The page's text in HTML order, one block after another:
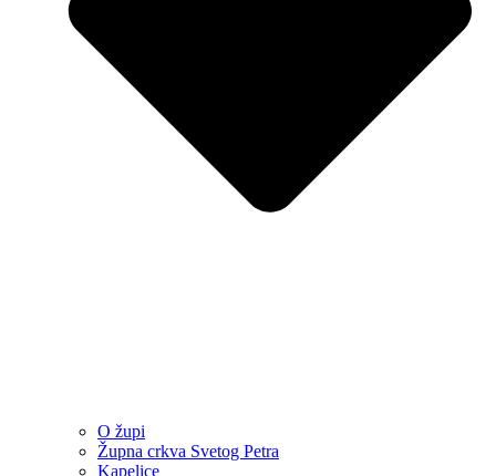
O župi
Župna crkva Svetog Petra
Kapelice